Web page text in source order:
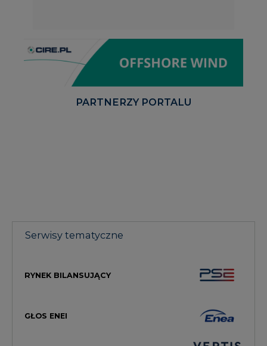
PARTNERZY PORTALU
Serwisy tematyczne
RYNEK BILANSUJĄCY
GŁOS ENEI